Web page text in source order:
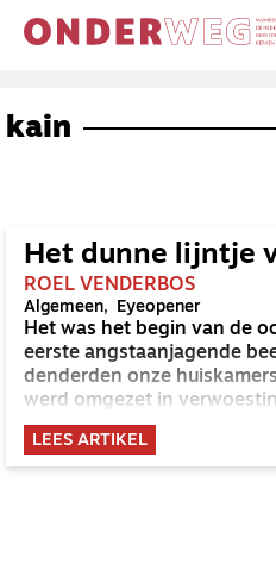
kain
Het dunne lijntje
ROEL VENDERBOS
Algemeen Eyeopener
Het was het begin van de
eerste angstaanjagende
denderden onze
werd omgezet in
kwamen beelden binnen
bleven zingen. Mensen in
hun toevlucht zochten. Het
LEES ARTIKEL